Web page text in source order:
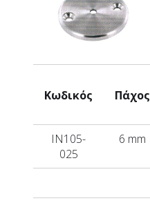
Κωδικός Πάχος
IN105-
025
6 mm